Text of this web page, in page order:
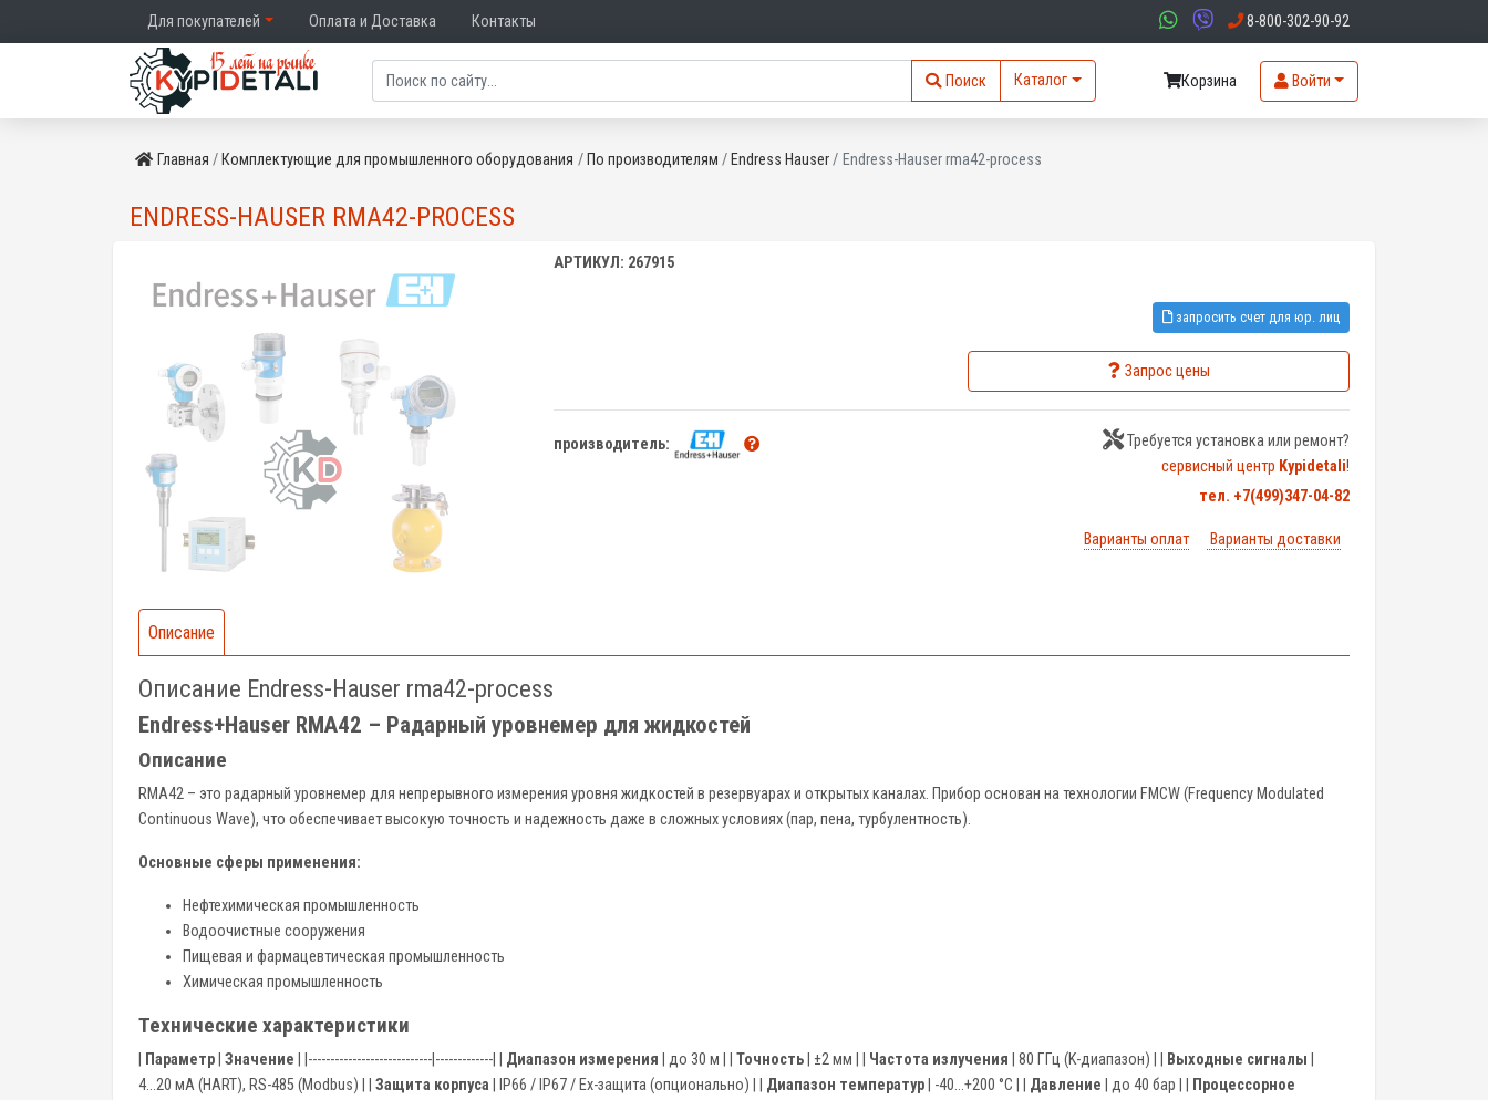
Для покупателей Оплата и Доставка Контакты 8-800-302-90-92
Поиск Каталог Корзина Войти
Главная Комплектующие для промышленного оборудования По производителям Endress Hauser Endress-Hauser rma42-process
ENDRESS-HAUSER RMA42-PROCESS
АРТИКУЛ: 267915
запросить счет для юр. лиц
Запрос цены
производитель:
Требуется установка или ремонт?
сервисный центр Kypidetali!
тел. +7(499)347-04-82
Варианты оплат Варианты доставки
Описание
Описание Endress-Hauser rma42-process
Endress+Hauser RMA42 – Радарный уровнемер для жидкостей
Описание
RMA42 – это радарный уровнемер для непрерывного измерения уровня жидкостей в резервуарах и открытых каналах. Прибор основан на технологии FMCW (Frequency Modulated
Continuous Wave), что обеспечивает высокую точность и надежность даже в сложных условиях (пар, пена, турбулентность).
Основные сферы применения:
Нефтехимическая промышленность
Водоочистные сооружения
Пищевая и фармацевтическая промышленность
Химическая промышленность
Технические характеристики
Параметр Значение | |----------------------------|-------------| | Диапазон измерения | до 30 м | | Точность | ±2 мм | | Частота излучения | 80 ГГц (K-диапазон) | | Выходные сигналы
4...20 мА (HART), RS-485 (Modbus) | | Защита корпуса | IP66 / IP67 / Ex-защита (опционально) | | Диапазон температур | -40...+200 °C | | Давление | до 40 бар | |
Процессорное